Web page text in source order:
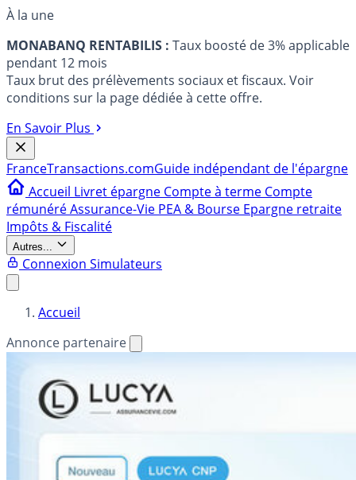
À la une
MONABANQ RENTABILIS : Taux boosté de 3% applicable
pendant 12 mois
Taux brut des prélèvements sociaux et fiscaux. Voir
conditions sur la page dédiée à cette offre.
En Savoir Plus
FranceTransactions.comGuide indépendant de l'épargne
Accueil Livret épargne Compte à terme Compte
rémunéréAssurance-Vie PEA & Bourse Epargne retraite
Impôts & Fiscalité
Autres...
Connexion Simulateurs
Accueil
Annonce partenaire